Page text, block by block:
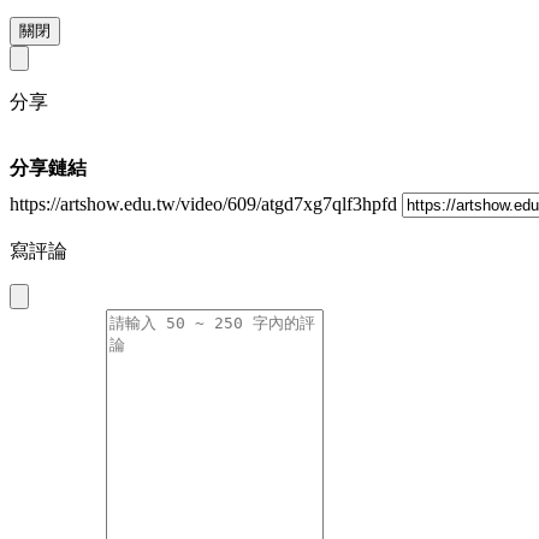
關閉
分享
分享鏈結
https://artshow.edu.tw/video/609/atgd7xg7qlf3hpfd
寫評論